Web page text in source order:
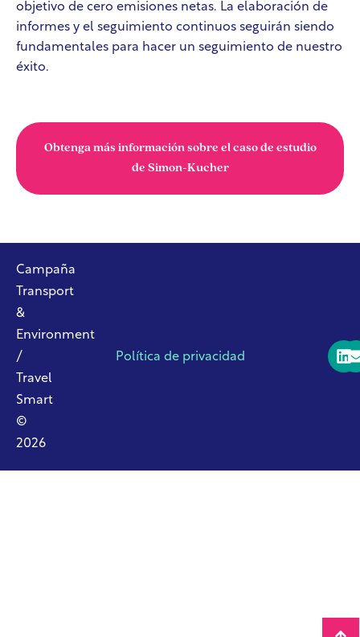
objetivo de cero emisiones netas. La elaboración de
informes y el seguimiento continuos seguirán siendo
fundamentales para hacer un seguimiento de nuestro
éxito.
Obtenga más información sobre el caso de estudio
de Simon-Kucher
Campaña
Transport
&
Environment
/
Travel
Smart
©
2026
Política de privacidad